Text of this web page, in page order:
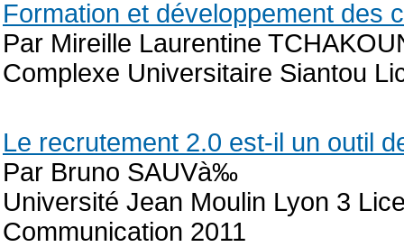
Formation et développement des
Par Mireille Laurentine
Complexe Universitaire Siantou
Le recrutement 2.0 est-il un outil
Par Bruno SAUVà‰
Université Jean Moulin Lyon 3
Communication 2011